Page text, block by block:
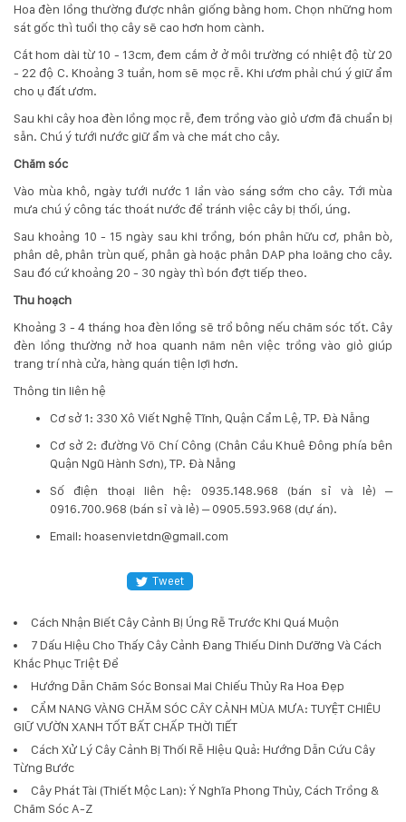
hoasenvietdn@gmail.com
573
Hữu
-
Cẩm
Đà
nẵng
132
-
168
Chí
Nẵng
Hoa đèn lồng thường được nhân giống bằng hom. Chọn những hom
sát gốc thì tuổi thọ cây sẽ cao hơn hom cành.
Cắt hom dài từ 10 - 13cm, đem cắm ở ở môi trường có nhiệt độ từ 20
- 22 độ C. Khoảng 3 tuần, hom sẽ mọc rễ. Khi ươm phải chú ý giữ ẩm
cho ụ đất ươm.
Sau khi cây hoa đèn lồng mọc rễ, đem trồng vào giỏ ươm đã chuẩn bị
sẵn. Chú ý tưới nước giữ ẩm và che mát cho cây.
Chăm sóc
Vào mùa khô, ngày tưới nước 1 lần vào sáng sớm cho cây. Tới mùa
mưa chú ý công tác thoát nước để tránh việc cây bị thối, úng.
Sau khoảng 10 - 15 ngày sau khi trồng, bón phân hữu cơ, phân bò,
phân dê, phân trùn quế, phân gà hoặc phân DAP pha loãng cho cây.
Sau đó cứ khoảng 20 - 30 ngày thì bón đợt tiếp theo.
Thu hoạch
Khoảng 3 - 4 tháng hoa đèn lồng sẽ trổ bông nếu chăm sóc tốt. Cây
đèn lồng thường nở hoa quanh năm nên việc trồng vào giỏ giúp
trang trí nhà cửa, hàng quán tiện lợi hơn.
Thông tin liên hệ
Cơ sở 1: 330 Xô Viết Nghệ Tĩnh, Quận Cẩm Lệ, TP. Đà Nẵng
Cơ sở 2: đường Võ Chí Công (Chân Cầu Khuê Đông phía bên
Quận Ngũ Hành Sơn), TP. Đà Nẵng
​Số điện thoại liên hệ: 0935.148.968 (bán sỉ và lẻ) –
0916.700.968 (bán sỉ và lẻ) – 0905.593.968 (dự án).
Email: hoasenvietdn@gmail.com
Tweet
Cách Nhận Biết Cây Cảnh Bị Úng Rễ Trước Khi Quá Muộn
7 Dấu Hiệu Cho Thấy Cây Cảnh Đang Thiếu Dinh Dưỡng Và Cách
Khắc Phục Triệt Để
Hướng Dẫn Chăm Sóc Bonsai Mai Chiếu Thủy Ra Hoa Đẹp
CẨM NANG VÀNG CHĂM SÓC CÂY CẢNH MÙA MƯA: TUYỆT CHIÊU
GIỮ VƯỜN XANH TỐT BẤT CHẤP THỜI TIẾT
Cách Xử Lý Cây Cảnh Bị Thối Rễ Hiệu Quả: Hướng Dẫn Cứu Cây
Từng Bước
Cây Phát Tài (Thiết Mộc Lan): Ý Nghĩa Phong Thủy, Cách Trồng &
Chăm Sóc A-Z